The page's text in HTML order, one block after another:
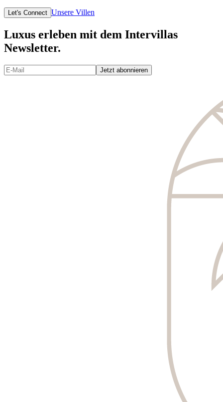
Let's Connect Unsere Villen
Luxus erleben mit dem Intervillas
Newsletter.
Jetzt abonnieren